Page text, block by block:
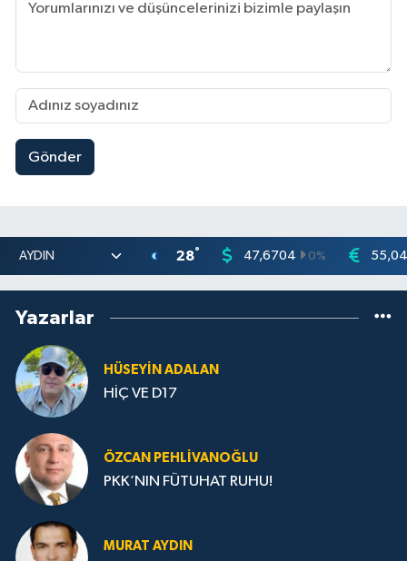
Gönder
28° 47,6704 0%
Yazarlar
HÜSEYIN ADALAN
HİÇ VE D17
ÖZCAN PEHLIVANOĞLU
PKK’NIN FÜTUHAT RUHU!
MURAT AYDIN